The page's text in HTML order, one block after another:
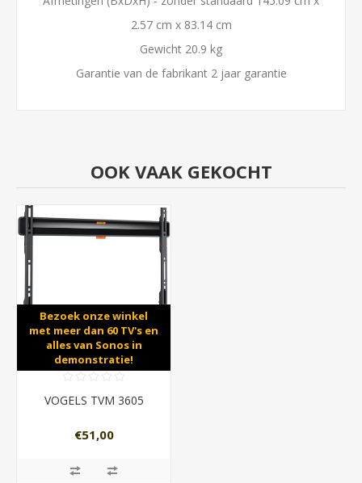
2.57 cm x 83.14 cm
Gewicht 20.9 kg
Garantie van de fabrikant 2 jaar garantie
OOK VAAK GEKOCHT
Bezoek onze winkel
met meer dan 60 TV's en
alles van Sonos in
demonstratie!
VOGELS TVM 3605
€51,00